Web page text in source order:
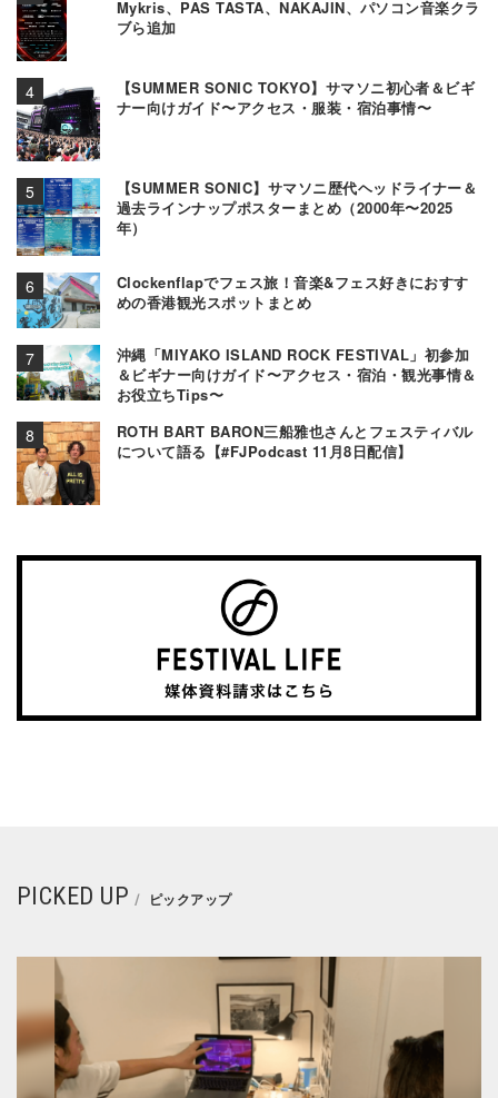
Mykris、PAS TASTA、NAKAJIN、パソコン音楽クラ
ブら追加
【SUMMER SONIC TOKYO】サマソニ初心者＆ビギ
ナー向けガイド〜アクセス・服装・宿泊事情〜
【SUMMER SONIC】サマソニ歴代ヘッドライナー＆
過去ラインナップポスターまとめ（2000年〜2025
年）
Clockenflapでフェス旅！音楽&フェス好きにおすす
めの香港観光スポットまとめ
沖縄「MIYAKO ISLAND ROCK FESTIVAL」初参加
＆ビギナー向けガイド〜アクセス・宿泊・観光事情＆
お役立ちTips〜
ROTH BART BARON三船雅也さんとフェスティバル
について語る【#FJPodcast 11月8日配信】
PICKED UP ピックアップ